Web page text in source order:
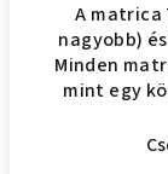
A matrica
nagyobb)
Minden
mint egy